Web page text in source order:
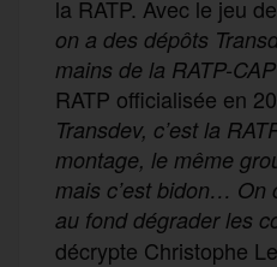
la RATP. Avec le jeu
on a des dépôts
mains de la RATP-CAP
RATP officialisée en
Transdev, c’est la
montage, le même
mais c’est bidon… On
au fond dégrader les
décrypte Christophe